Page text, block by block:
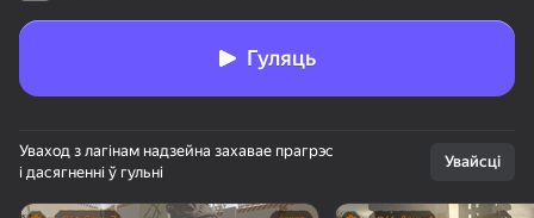
Гуляць
Уваход з лагінам надзейна захавае прагрэс
і дасягненні ў гульні
Увайсці